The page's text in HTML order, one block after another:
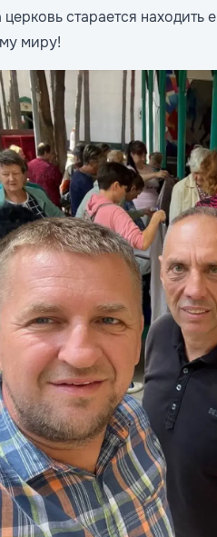
старается
миру!